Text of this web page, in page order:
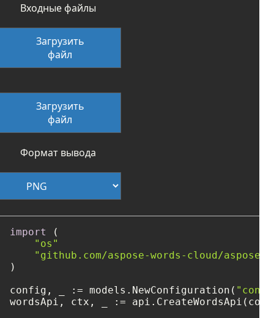
Входные файлы
Загрузить
файл
Загрузить
файл
Формат вывода
import
(
"os"
"github.com/aspose-words-cloud/
)
config, _ := models.NewConfiguration(
wordsApi, ctx, _ :=